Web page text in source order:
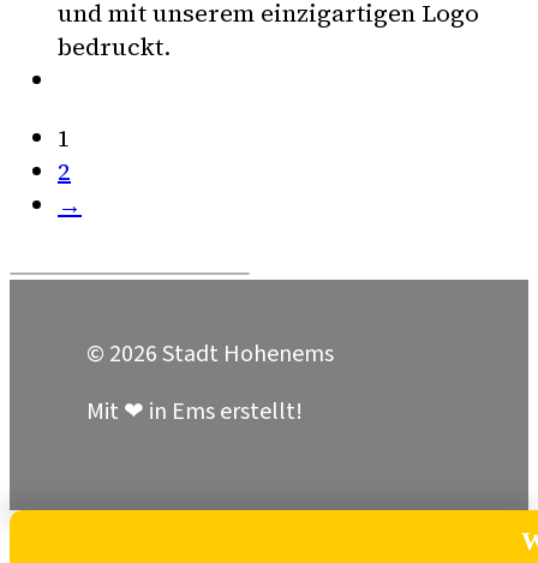
und mit unserem einzigartigen Logo
bedruckt.
1
2
→
© 2026 Stadt Hohenems
Mit ❤ in Ems erstellt!